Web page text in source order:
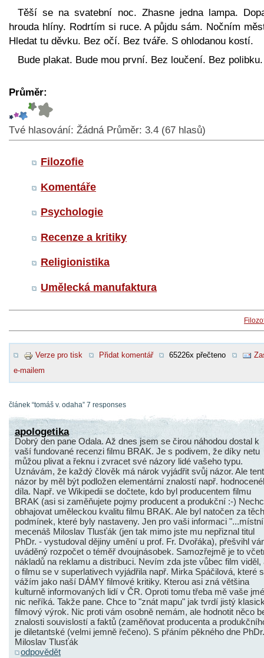
Těší se na svatební noc. Zhasne jedna lampa.
hrouda hlíny. Rodrtím si ruce. A půjdu sám. Nočním
Hledat tu děvku. Bez očí. Bez tváře. S ohlodanou kostí.
Bude plakat. Bude mou první. Bez loučení. Bez polibku.
Průměr:
Tvé hlasování: Žádná Průměr: 3.4 (67 hlasů)
Filozofie
Komentáře
Psychologie
Recenze a kritiky
Religionistika
Umělecká manufaktura
Verze pro tisk Přidat komentář 65226x přečteno
e-mailem
článek “tomáš v. odaha” 7 responses
apologetika
Dobrý den pane Odala. Až dnes jsem se čirou náhodou dostal k
vaší fundované recenzi filmu BRAK. Je s podivem, že díky netu
můžou plivat a řeknu i zvracet své názory lidé vašeho typu.
Uznávám, že každý člověk má nárok vyjádřit svůj názor. Ale
názor by měl být podložen elementární znalostí např.
díla. Např. ve Wikipedii se dočtete, kdo byl producentem filmu
BRAK (asi si zaměňujete pojmy producent a produkční :-)
obhajovat uměleckou kvalitu filmu BRAK. Ale byl natočen za těch
podmínek, které byly nastaveny. Jen pro vaši informaci "...místní
mecenáš Miloslav Tlusťák (jen tak mimo jste mu nepřiznal titul
PhDr. - vystudoval dějiny umění u prof. Fr. Dvořáka), přešvihl
uváděný rozpočet o téměř dvoujnásobek. Samozřejmě je to
nákladů na reklamu a distribuci. Nevím zda jste vůbec film viděl,
o filmu se v superlativech vyjádřila např. Mirka Spáčilová, které
vážím jako naší DÁMY filmové kritiky. Kterou asi zná většina
kulturně informovaných lidí v ČR. Oproti tomu třeba mě vaše
nic neříká. Takže pane. Chce to "znát mapu" jak tvrdí jistý
filmový výrok. Nic proti vám osobně nemám, ale hodnotit něco
znalosti souvislostí a faktů (zaměňovat producenta a
je diletantské (velmi jemně řečeno). S přáním pěkného dne PhDr.
Miloslav Tlusťák
odpovědět